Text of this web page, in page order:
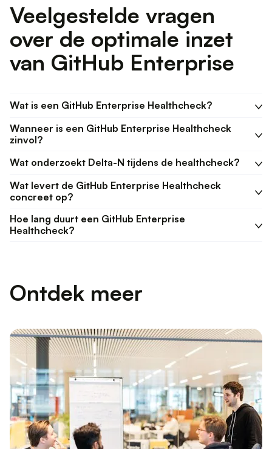
Veelgestelde vragen
over de optimale inzet
van GitHub Enterprise
Wat is een GitHub Enterprise Healthcheck?
Wanneer is een GitHub Enterprise Healthcheck
zinvol?
Wat onderzoekt Delta-N tijdens de healthcheck?
Wat levert de GitHub Enterprise Healthcheck
concreet op?
Hoe lang duurt een GitHub Enterprise
Healthcheck?
Ontdek meer